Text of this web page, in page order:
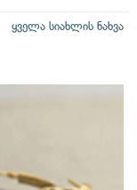
ყველა სიახლის ნახვა